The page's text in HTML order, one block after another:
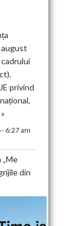
august
privind
6:27 am
„Me
din